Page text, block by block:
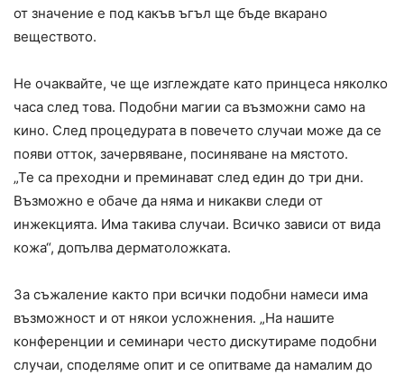
от значение е под какъв ъгъл ще бъде вкарано
веществото.
Не очаквайте, че ще изглеждате като принцеса няколко
часа след това. Подобни магии са възможни само на
кино. След процедурата в повечето случаи може да се
появи отток, зачервяване, посиняване на мястото.
„Те са преходни и преминават след един до три дни.
Възможно е обаче да няма и никакви следи от
инжекцията. Има такива случаи. Всичко зависи от вида
кожа“, допълва дерматоложката.
За съжаление както при всички подобни намеси има
възможност и от някои усложнения. „На нашите
конференции и семинари често дискутираме подобни
случаи, споделяме опит и се опитваме да намалим до